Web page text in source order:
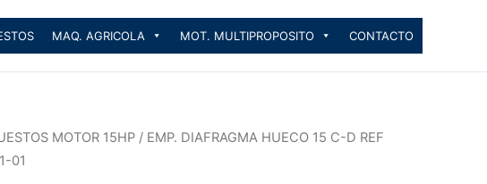
MAQ. AGRICOLA MOT. MULTIPROPOSITO CONTACTO
MOTOR 15HP / EMP. DIAFRAGMA HUECO 15 C-D REF
01